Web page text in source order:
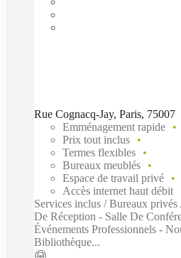
Rue Cognacq-Jay, Paris, 75007
Emménagement rapide
Prix tout inclus
Termes flexibles
Bureaux meublés
Espace de travail privé
Accès internet haut débit
Services inclus / Bureaux
De Réception - Salle De
Événements Professionnels -
Bibliothèque...